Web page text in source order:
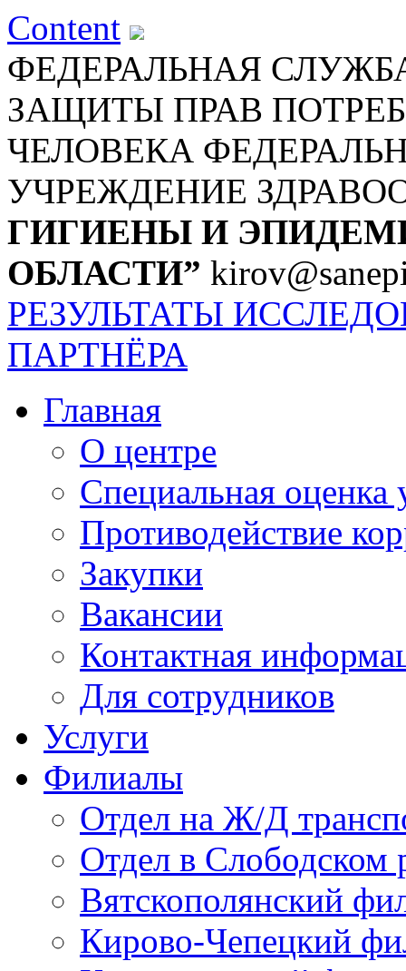
Content
ФЕДЕРАЛЬНАЯ
ЗАЩИТЫ ПРАВ
ЧЕЛОВЕКА
УЧРЕЖДЕНИЕ
ГИГИЕНЫ И
ОБЛАСТИ”
РЕЗУЛЬТАТЫ
ПАРТНЁРА
Главная
О центре
Специальная оценка
Противодействие
Закупки
Вакансии
Контактная
Для сотрудников
Услуги
Филиалы
Отдел на Ж/Д
Отдел в Слободском
Вятскополянский
Кирово-Чепецкий